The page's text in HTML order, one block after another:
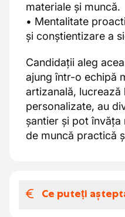
materiale și muncă.
• Mentalitate
și conștientizare a
Candidații aleg
ajung într-o echipă
artizanală,
personalizate, au
șantier și pot
de muncă practică
Ce puteți